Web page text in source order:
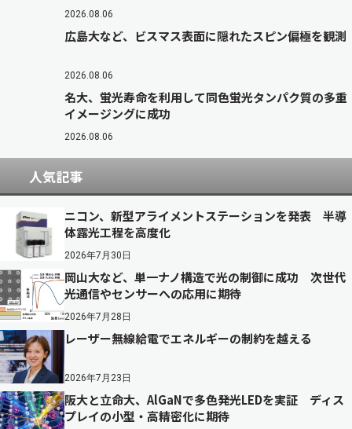
2026.08.06
広島大など、ビスマス表面に隠れたスピン偏極を観測
2026.08.06
名大、蛍光寿命を利用して同色蛍光タンパク質の多重
イメージングに成功
2026.08.06
人気記事
ニコン、新型アライメントステーションを発表 半導
体露光工程を高度化
2026年7月30日
岡山大など、単一ナノ構造で光の制御に成功 次世代
光通信やセンサーへの応用に期待
2026年7月28日
レーザー無線給電でエネルギーの制約を越える
2026年7月23日
阪大と立命大、AlGaNで多色発光LEDを実証 ディス
プレイの小型・高精密化に期待